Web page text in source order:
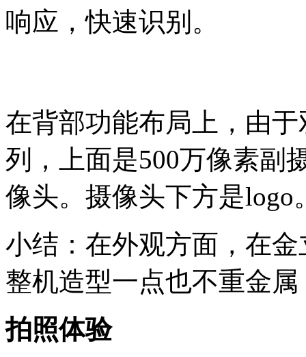
响应，快速识别。
在背部功能布局上，由
列，上面是500万像素副
像头。摄像头下方是logo
小结：在外观方面，在
整机造型一点也不重金
拍照体验